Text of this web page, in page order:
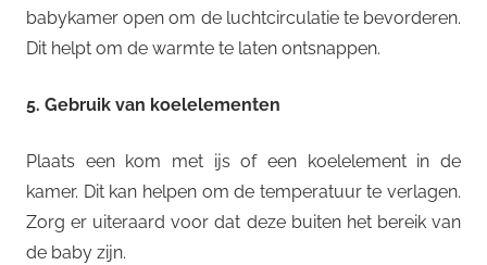
babykamer open om de luchtcirculatie te bevorderen.
Dit helpt om de warmte te laten ontsnappen.
5. Gebruik van koelelementen
Plaats een kom met ijs of een koelelement in de
kamer. Dit kan helpen om de temperatuur te verlagen.
Zorg er uiteraard voor dat deze buiten het bereik van
de baby zijn.